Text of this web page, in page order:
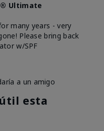
Ultimate
many years - very
Please bring back
w/SPF
a un amigo
esta